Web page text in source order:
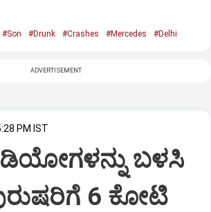
#Son #Drunk #Crashes #Mercedes #Delhi
ADVERTISEMENT
PM IST
ಬಳಸಿ
6 ಕೋಟಿ